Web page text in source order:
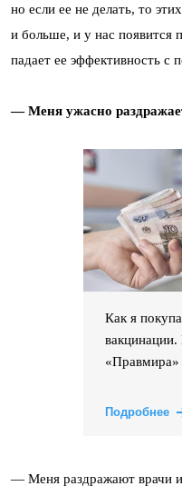
но если ее не делать, то
и больше, и у нас появится
падает ее эффективность с
— Меня ужасно
Как я
вакцинации.
«Правмира»
Подробнее
— Меня раздражают врачи